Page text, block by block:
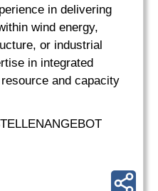
in delivering
wind energy,
or industrial
in integrated
and capacity